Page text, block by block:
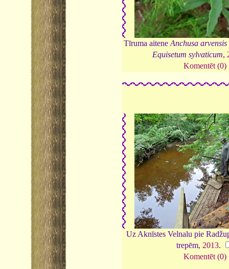
Tīruma aitene Anchusa arvensis
Equisetum sylvaticum,
Komentēt (0)
Uz Aknīstes Velnalu pie
trepēm, 2013.
Komentēt (0)